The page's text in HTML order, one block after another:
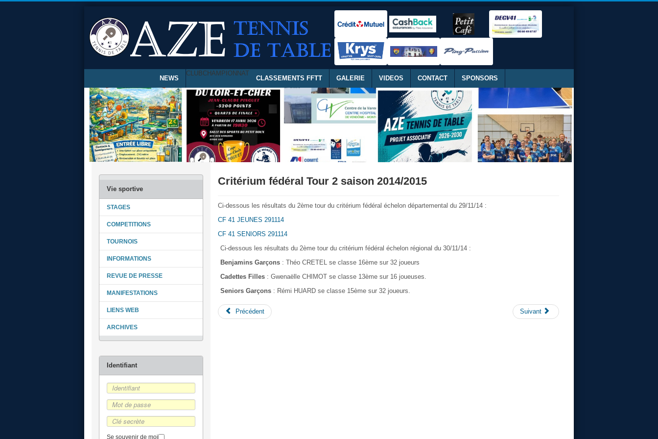
NEWS
CLUBCHAMPIONNAT
CLASSEMENTS FFTT GALERIE VIDEOS CONTACT SPONSORS
Se souvenir de moi
STAGES
COMPETITIONS
TOURNOIS
INFORMATIONS
REVUE DE PRESSE
MANIFESTATIONS
LIENS WEB
ARCHIVES
Critérium fédéral Tour 2 saison 2014/2015
Ci-dessous les résultats du 2ème tour du critérium fédéral échelon départemental du 29/11/14 :
CF 41 JEUNES 291114
CF 41 SENIORS 291114
Ci-dessous les résultats du 2ème tour du critérium fédéral échelon régional du 30/11/14 :
Benjamins Garçons: Théo CRETEL se classe 16ème sur 32 joueurs
Cadettes Filles: Gwenaëlle CHIMOT se classe 13ème sur 16 joueuses.
Seniors Garçons: Rémi HUARD se classe 15ème sur 32 joueurs.
Précédent Suivant